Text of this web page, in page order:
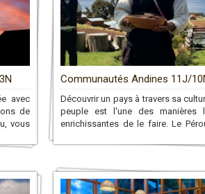
avec
de
vous
au
Communautés Andines 11J/
Découvrir un pays à travers sa
peuple est l'une des manières
enrichissantes de le faire. Le
nombreuses communautés